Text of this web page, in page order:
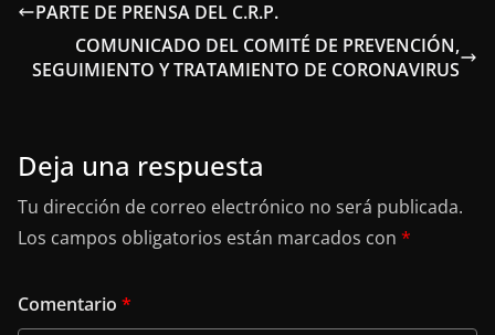
PARTE DE PRENSA DEL C.R.P.
COMUNICADO DEL COMITÉ DE PREVENCIÓN,
SEGUIMIENTO Y TRATAMIENTO DE CORONAVIRUS
Deja una respuesta
Tu dirección de correo electrónico no será publicada.
Los campos obligatorios están marcados con *
Comentario *